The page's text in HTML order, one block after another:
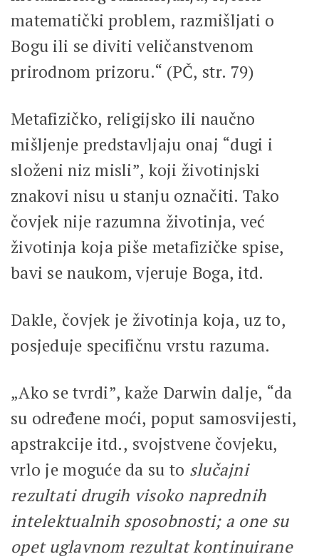
matematički problem, razmišljati o
Bogu ili se diviti veličanstvenom
prirodnom prizoru.“ (PČ, str. 79)
Metafizičko, religijsko ili naučno
mišljenje predstavljaju onaj “dugi i
složeni niz misli”, koji životinjski
znakovi nisu u stanju označiti. Tako
čovjek nije razumna životinja, već
životinja koja piše metafizičke spise,
bavi se naukom, vjeruje Boga, itd.
Dakle, čovjek je životinja koja, uz to,
posjeduje specifičnu vrstu razuma.
„Ako se tvrdi”, kaže Darwin dalje, “da
su određene moći, poput samosvijesti,
apstrakcije itd., svojstvene čovjeku,
vrlo je moguće da su to slučajni
rezultati drugih visoko naprednih
intelektualnih sposobnosti; a one su
opet uglavnom rezultat kontinuirane